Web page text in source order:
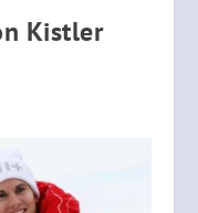
Kistler